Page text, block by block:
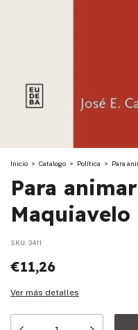
Inicio > Catalogo > Política > Para
Para
Maquiavelo
SKU: 3411
€11,26
Ver más detalles